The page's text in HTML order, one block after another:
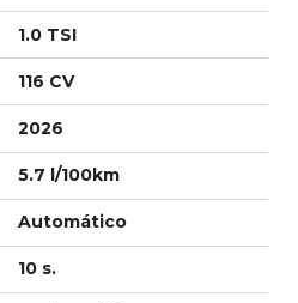
1.0 TSI
116 CV
2026
5.7 l/100km
Automático
10 s.